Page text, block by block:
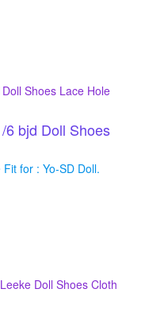
6 bjd Doll Shoes
for : Yo-SD Doll.